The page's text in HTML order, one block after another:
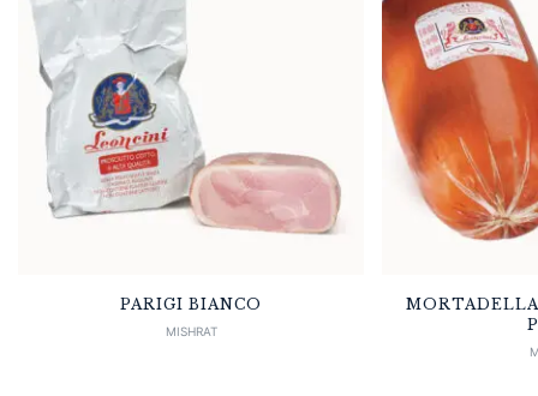
PARIGI BIANCO
MISHRAT